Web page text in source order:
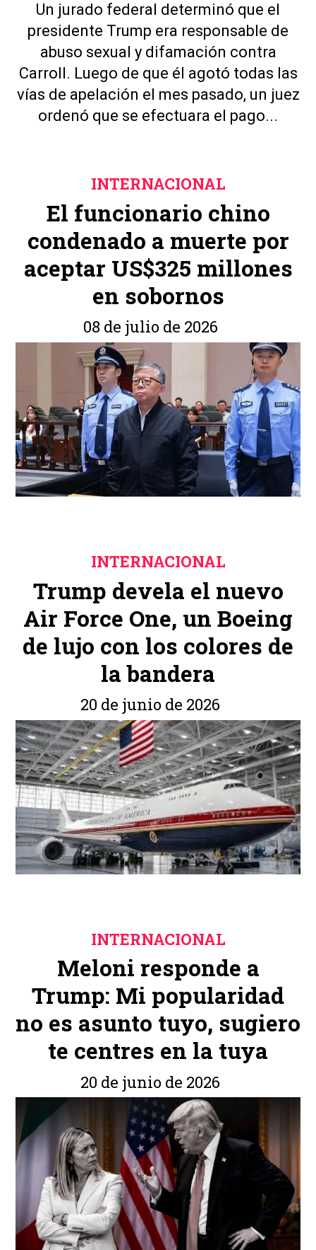
Un jurado federal determinó que el
presidente Trump era responsable de
abuso sexual y difamación contra
Carroll. Luego de que él agotó todas las
vías de apelación el mes pasado, un juez
ordenó que se efectuara el pago...
El funcionario chino
condenado a muerte por
aceptar US$325 millones
en sobornos
INTERNACIONAL
08 de julio de 2026
Trump devela el nuevo
Air Force One, un Boeing
de lujo con los colores de
la bandera
INTERNACIONAL
20 de junio de 2026
Meloni responde a
Trump: Mi popularidad
no es asunto tuyo, sugiero
te centres en la tuya
INTERNACIONAL
20 de junio de 2026